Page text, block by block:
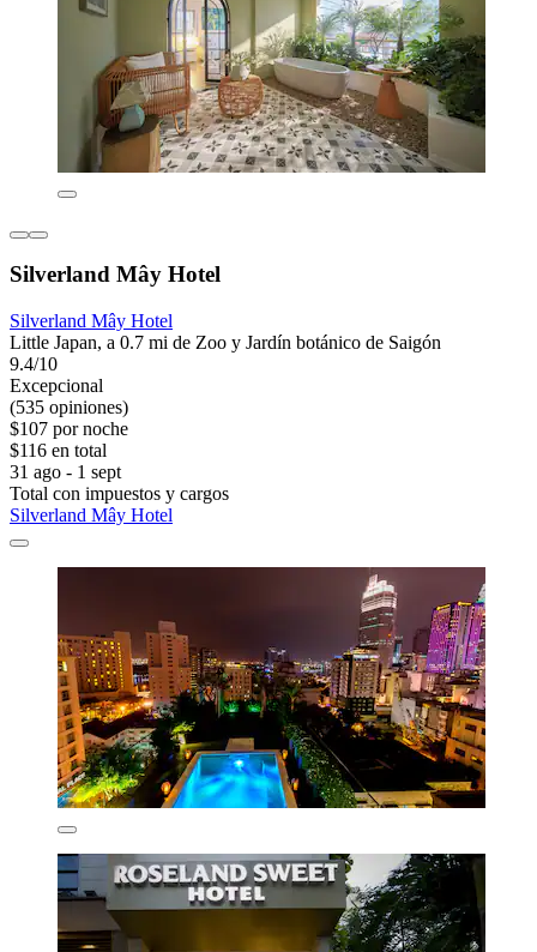
Silverland Mây Hotel
Silverland Mây Hotel
Little Japan, a 0.7 mi de Zoo y Jardín botánico de Saigón
9.4/10
Excepcional
(535 opiniones)
$107 por noche
$116 en total
31 ago - 1 sept
Total con impuestos y cargos
Silverland Mây Hotel